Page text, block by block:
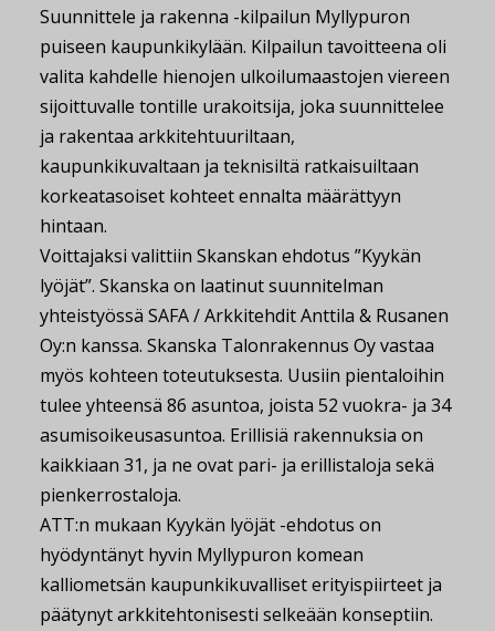
Suunnittele ja rakenna -kilpailun Myllypuron
puiseen kaupunkikylään. Kilpailun tavoitteena oli
valita kahdelle hienojen ulkoilumaastojen viereen
sijoittuvalle tontille urakoitsija, joka suunnittelee
ja rakentaa arkkitehtuuriltaan,
kaupunkikuvaltaan ja teknisiltä ratkaisuiltaan
korkeatasoiset kohteet ennalta määrättyyn
hintaan.
Voittajaksi valittiin Skanskan ehdotus ”Kyykän
lyöjät”. Skanska on laatinut suunnitelman
yhteistyössä SAFA / Arkkitehdit Anttila & Rusanen
Oy:n kanssa. Skanska Talonrakennus Oy vastaa
myös kohteen toteutuksesta. Uusiin pientaloihin
tulee yhteensä 86 asuntoa, joista 52 vuokra- ja 34
asumisoikeusasuntoa. Erillisiä rakennuksia on
kaikkiaan 31, ja ne ovat pari- ja erillistaloja sekä
pienkerrostaloja.
ATT:n mukaan Kyykän lyöjät -ehdotus on
hyödyntänyt hyvin Myllypuron komean
kalliometsän kaupunkikuvalliset erityispiirteet ja
päätynyt arkkitehtonisesti selkeään konseptiin.